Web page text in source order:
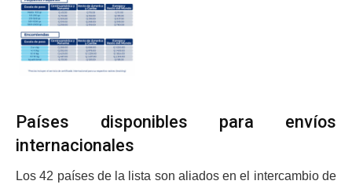
Países disponibles para envíos
internacionales
Los 42 países de la lista son aliados en el intercambio de